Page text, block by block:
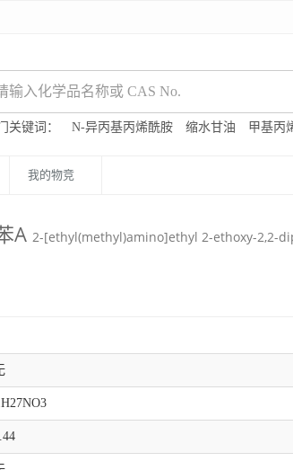
关键词： N-异丙基丙烯酰胺 缩水甘油 甲基丙
我的物竞
A 2-[ethyl(methyl)amino]ethyl 2-ethoxy-2,2-